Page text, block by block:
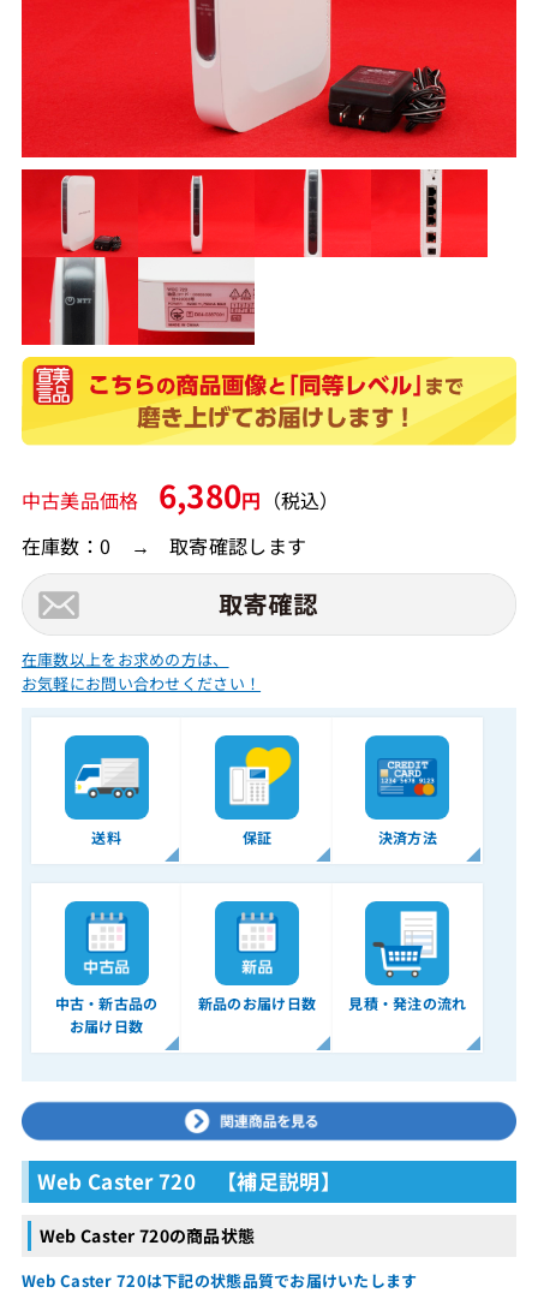
中古美品価格 6,380円 （税込）
在庫数：0 → 取寄確認します
在庫数以上をお求めの方は、
お気軽にお問い合わせください！
送料 保証 決済方法
中古・新古品の
お届け日数
新品のお届け日数 見積・発注の流れ
Web Caster 720 【補足説明】
Web Caster 720の商品状態
Web Caster 720は下記の状態品質でお届けいたします